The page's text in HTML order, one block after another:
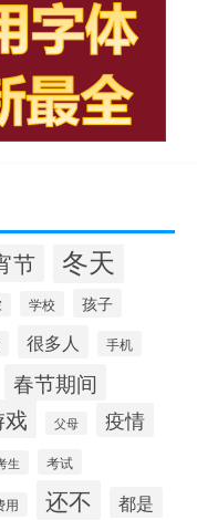
节 冬天
学校 孩子
很多人 手机
春节期间
父母 疫情
生 考试
用 还不 都是